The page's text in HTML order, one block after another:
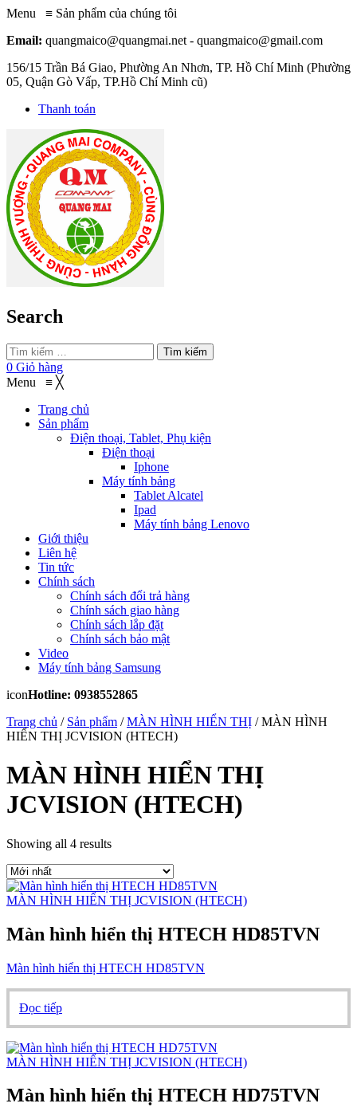
Menu ≡ Sản phẩm của chúng tôi
Email: quangmaico@quangmai.net - quangmaico@gmail.com
156/15 Trần Bá Giao, Phường An Nhơn, TP. Hồ Chí Minh (Phường
05, Quận Gò Vấp, TP.Hồ Chí Minh cũ)
Thanh toán
Search
Tìm kiếm
0 Giỏ hàng
Menu ≡ ╳
Trang chủ
Sản phẩm
Điện thoại, Tablet, Phụ kiện
Điện thoại
Iphone
Máy tính bảng
Tablet Alcatel
Ipad
Máy tính bảng Lenovo
Giới thiệu
Liên hệ
Tin tức
Chính sách
Chính sách đổi trả hàng
Chính sách giao hàng
Chính sách lắp đặt
Chính sách bảo mật
Video
Máy tính bảng Samsung
iconHotline: 0938552865
Trang chủ / Sản phẩm /MÀN HÌNH HIỂN THỊ / MÀN HÌNH
HIỂN THỊ JCVISION (HTECH)
MÀN HÌNH HIỂN THỊ
JCVISION (HTECH)
Showing all 4 results
MÀN HÌNH HIỂN THỊ JCVISION (HTECH)
Màn hình hiển thị HTECH HD85TVN
Màn hình hiển thị HTECH HD85TVN
Đọc tiếp
MÀN HÌNH HIỂN THỊ JCVISION (HTECH)
Màn hình hiển thị HTECH HD75TVN